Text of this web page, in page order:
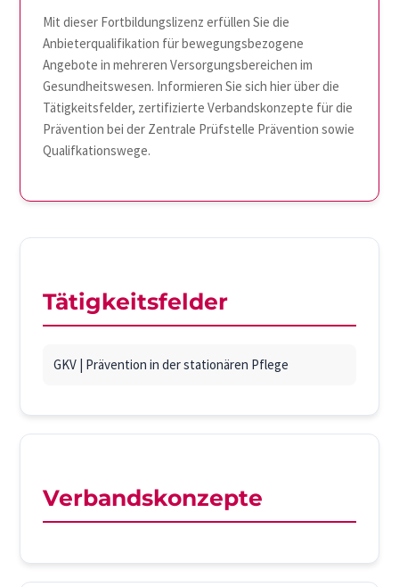
Mit dieser Fortbildungslizenz erfüllen Sie die
Anbieterqualifikation für bewegungsbezogene
Angebote in mehreren Versorgungsbereichen im
Gesundheitswesen. Informieren Sie sich hier über die
Tätigkeitsfelder, zertifizierte Verbandskonzepte für die
Prävention bei der Zentrale Prüfstelle Prävention sowie
Qualifkationswege.
Tätigkeitsfelder
GKV | Prävention in der stationären Pflege
Verbandskonzepte